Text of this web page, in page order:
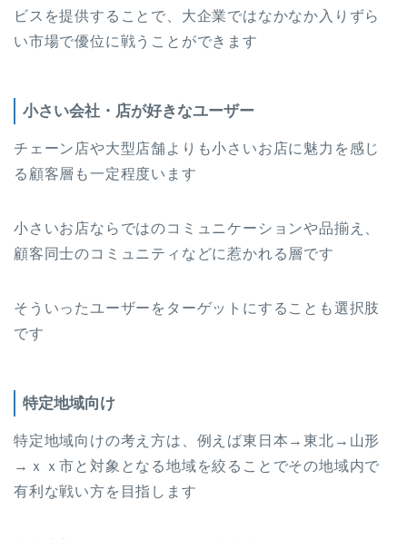
ビスを提供することで、大企業ではなかなか入りずら
い市場で優位に戦うことができます
小さい会社・店が好きなユーザー
チェーン店や大型店舗よりも小さいお店に魅力を感じ
る顧客層も一定程度います
小さいお店ならではのコミュニケーションや品揃え、
顧客同士のコミュニティなどに惹かれる層です
そういったユーザーをターゲットにすることも選択肢
です
特定地域向け
特定地域向けの考え方は、例えば東日本→東北→山形
→ｘｘ市と対象となる地域を絞ることでその地域内で
有利な戦い方を目指します